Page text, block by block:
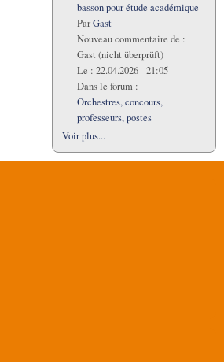
basson pour étude académique
ParGast
Nouveau commentaire de :
Gast (nicht überprüft)
Le : 22.04.2026 - 21:05
Dans le forum :
Orchestres, concours,
professeurs, postes
Voir plus...